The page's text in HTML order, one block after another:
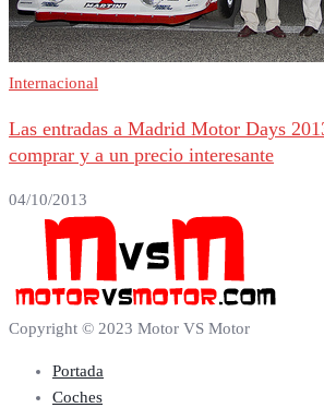
Internacional
Las entradas a Madrid Motor Days
comprar y a un precio interesante
04/10/2013
Copyright © 2023 Motor VS Motor
Portada
Coches